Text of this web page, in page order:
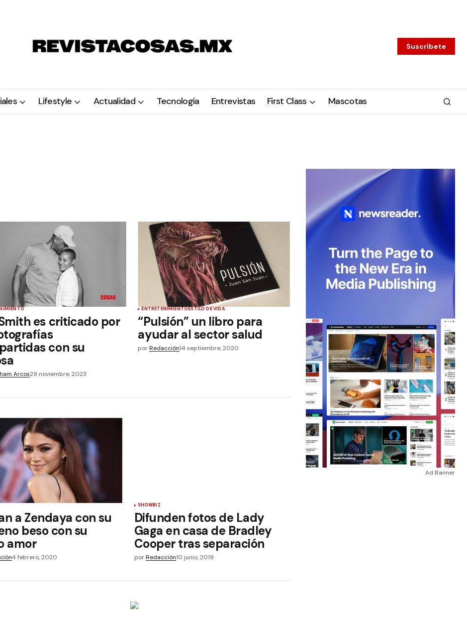
Suscríbete
Lifestyle Actualidad Tecnología Entrevistas First Class Mascotas
es criticado por
con su
Arcos29 noviembre, 2023
ENTRETENIMIENTOESTILO DE VIDA
“Pulsión” un libro para
ayudar al sector salud
por Redacción14 septiembre, 2020
a Zendaya con su
beso con su
amor
4 febrero, 2020
SHOWBIZ
Difunden fotos de Lady
Gaga en casa de Bradley
Cooper tras separación
por Redacción10 junio, 2019
Ad Banner